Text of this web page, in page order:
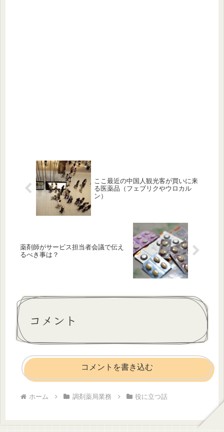
ここ最近の中国人観光客が買いに来
る医薬品（フェブリクやウロカル
ン）
薬剤師がサービス担当者会議で伝え
るべき事は？
コメント
コメントを書き込む
ホーム 調剤薬局業務 役に立つ話